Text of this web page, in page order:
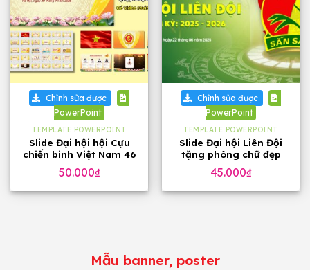
Chỉnh sửa được
PowerPoint
TEMPLATE POWERPOINT
Slide Đại hội hội Cựu
chiến binh Việt Nam 46
trang, tặng phông chữ
50.000₫
Chỉnh sửa được
PowerPoint
TEMPLATE POWERPOINT
Slide Đại hội Liên Đội
tặng phông chữ đẹp
45.000₫
Mẫu banner, poster